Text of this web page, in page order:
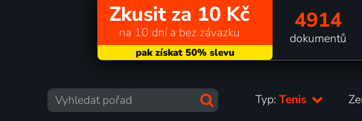
Zkusit za 10 Kč
na 10 dní a bez závazku 4914
dokumentů
Typ:Tenis